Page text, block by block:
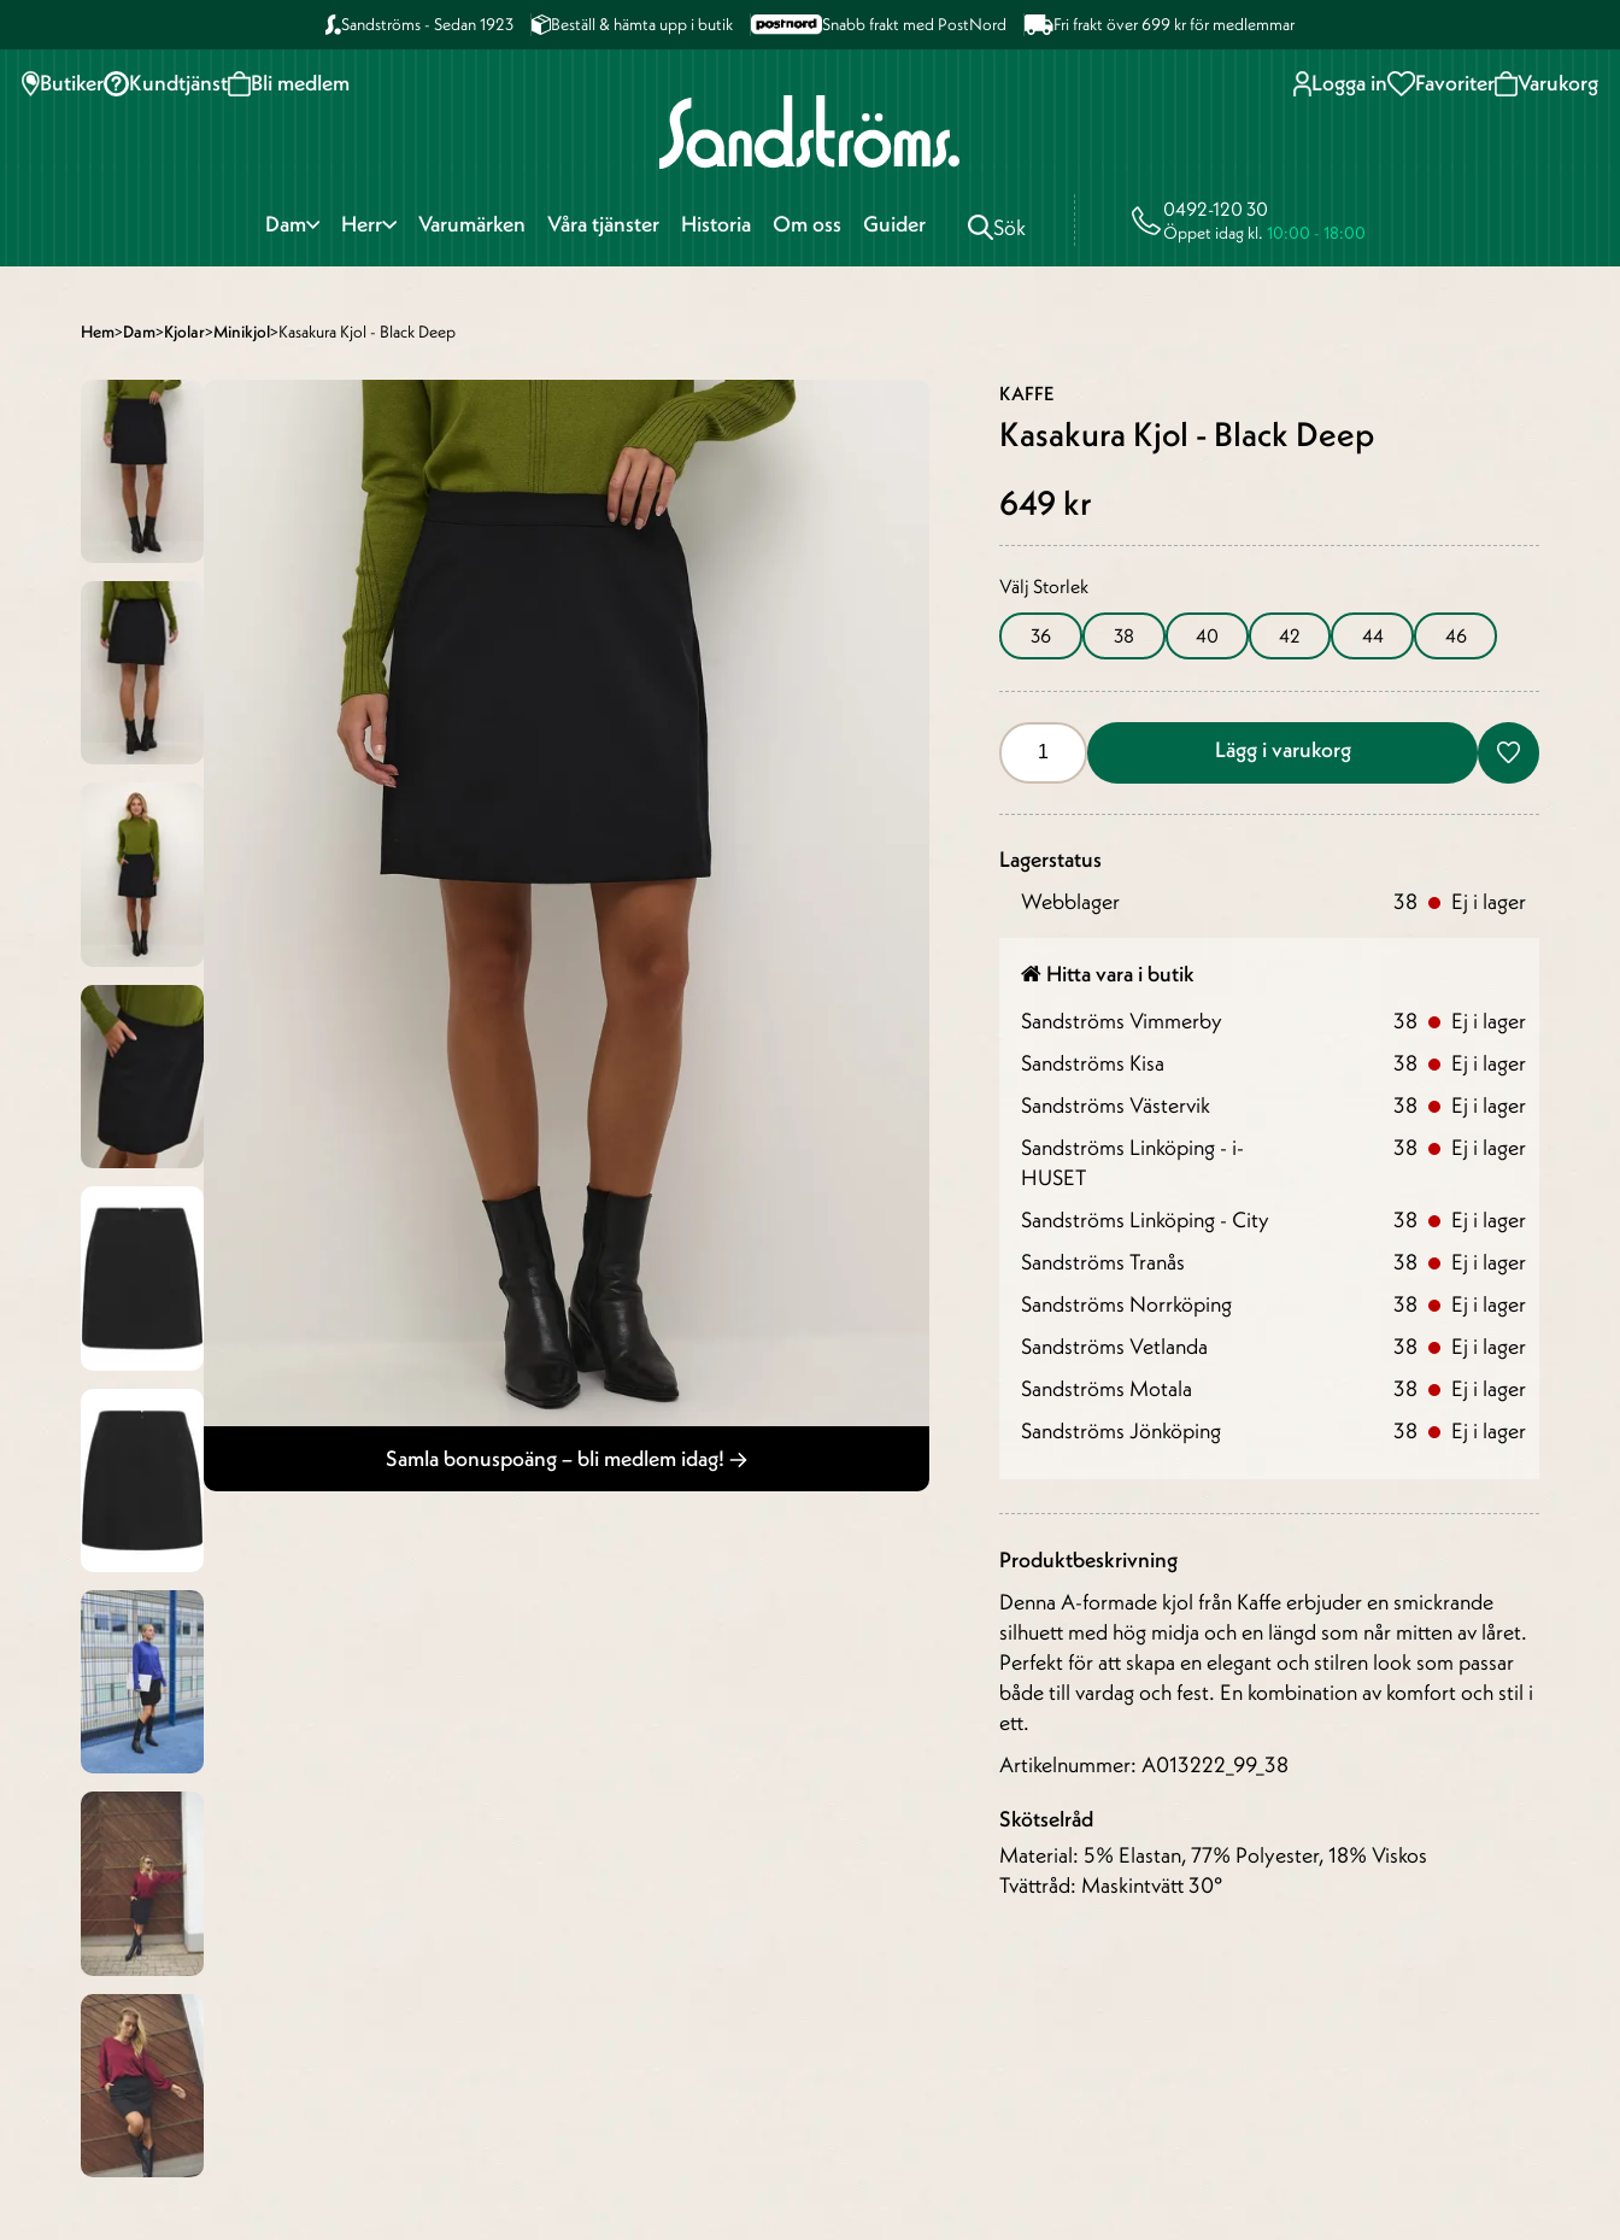
Sandströms - Sedan 1923 Beställ & hämta upp i butik Snabb frakt med PostNord Fri frakt över 699 kr för medlemmar
Butiker Kundtjänst Bli medlem Logga in Favoriter Varukorg
Dam Herr Varumärken Våra tjänster Historia Om oss Guider Sök
0492-120 30
Öppet idag kl.10:00 - 18:00
Hem>Dam>Kjolar>Minikjol>Kasakura Kjol - Black Deep
Samla bonuspoäng – bli medlem idag!
KAFFE
Kasakura Kjol - Black Deep
649 kr
Välj Storlek
36 38 40 42 44 46
Lägg i varukorg
Lagerstatus
Webblager
38 Ej i lager
Hitta vara i butik
Sandströms Vimmerby
38
Ej i lager
Sandströms Kisa
38
Ej i lager
Sandströms Västervik
38
Ej i lager
Sandströms Linköping - i-
HUSET
38 Ej i lager
Sandströms Linköping - City 38
Ej i lager
Sandströms Tranås
38
Ej i lager
Sandströms Norrköping
38
Ej i lager
Sandströms Vetlanda
38
Ej i lager
Sandströms Motala
38
Ej i lager
Sandströms Jönköping
38 Ej i lager
Produktbeskrivning
Denna A-formade kjol från Kaffe erbjuder en smickrande
silhuett med hög midja och en längd som når mitten av låret.
Perfekt för att skapa en elegant och stilren look som passar
både till vardag och fest. En kombination av komfort och stil i
ett.
Artikelnummer: A013222_99_38
Skötselråd
Material: 5% Elastan, 77% Polyester, 18% Viskos
Tvättråd: Maskintvätt 30°